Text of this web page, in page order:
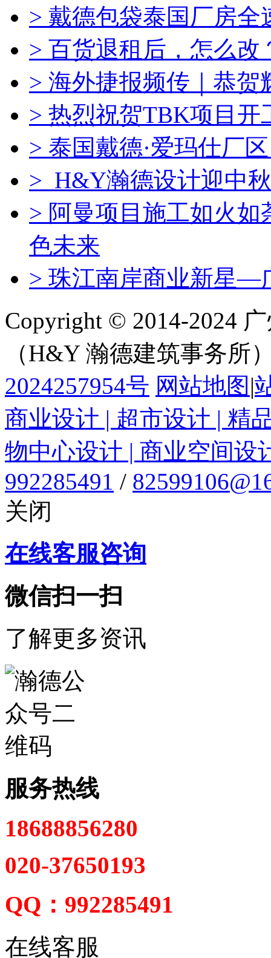
> 戴德包袋泰国厂房全
> 百货退租后，怎么改
> 海外捷报频传｜恭贺
> 热烈祝贺TBK项目开
> 泰国戴德·爱玛仕厂
> H&Y瀚德设计迎中
> 阿曼项目施工如火
色未来
> 珠江南岸商业新星—
Copyright © 2014-2024
（H&Y 瀚德建筑事务所
2024257954号 网站地图 |
商业设计 | 超市设计 | 精
物中心设计 | 商业空间设
992285491 /
关闭
在线客服咨询
微信扫一扫
了解更多资讯
服务热线
18688856280
020-37650193
QQ：992285491
在线客服